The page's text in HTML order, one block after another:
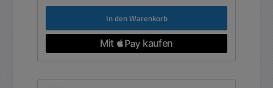
In den Warenkorb